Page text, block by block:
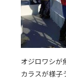
オジロワシが
カラスが様子